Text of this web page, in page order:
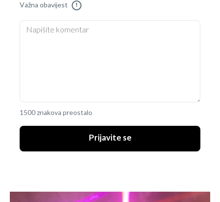
Važna obavijest !
1500 znakova preostalo
Prijavite se